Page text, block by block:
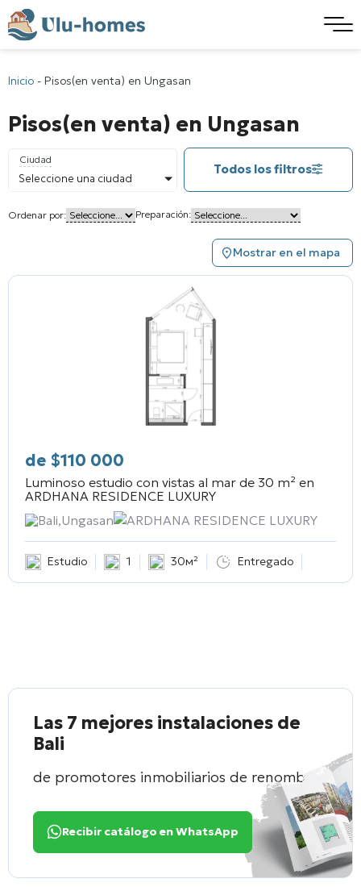
Inicio - Pisos(en venta) en Ungasan
Pisos(en venta) en Ungasan
Ciudad
Seleccione una ciudad
Todos los filtros
Ordenar por: Preparación:
Mostrar en el mapa
de $110 000
Luminoso estudio con vistas al mar de 30 m² en
ARDHANA RESIDENCE LUXURY
Bali,Ungasan
ARDHANA RESIDENCE LUXURY
Estudio 1 30м² Entregado
Las 7 mejores instalaciones de
Bali
de promotores inmobiliarios de renombre
Recibir catálogo en WhatsApp